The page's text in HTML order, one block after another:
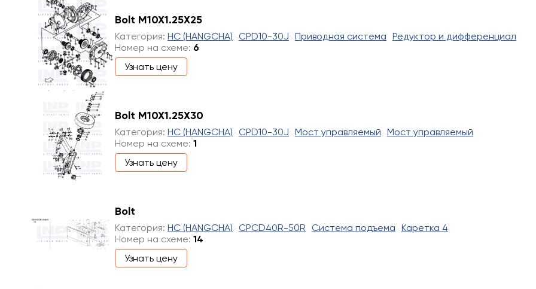
Bolt M10X1.25X25
Категория: HC (HANGCHA) CPD10-30J Приводная система Редуктор и дифференциал
Номер на схеме: 6
Узнать цену
Bolt M10X1.25X30
Категория: HC (HANGCHA) CPD10-30J Мост управляемый Мост управляемый
Номер на схеме: 1
Узнать цену
Bolt
Категория: HC (HANGCHA) CPCD40R-50R Система подъема Каретка 4
Номер на схеме: 14
Узнать цену